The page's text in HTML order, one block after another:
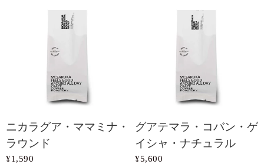
ニカラグア・ママミナ・
ラウンド
¥1,590
グアテマラ・コバン・ゲ
イシャ・ナチュラル
¥5,600